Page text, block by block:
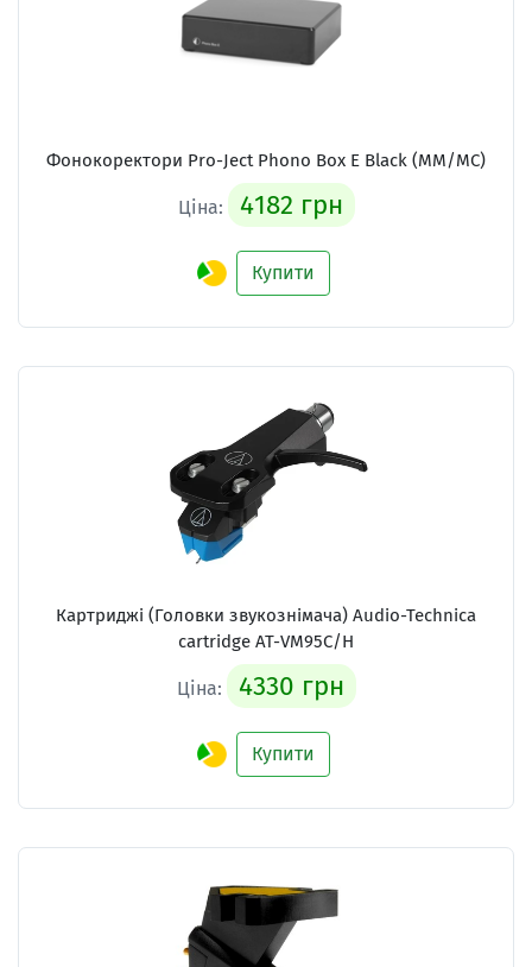
Фонокоректори Pro-Ject Phono Box E Black (MM/MC)
Ціна: 4182 грн
Купити
Картриджі (Головки звукознімача) Audio-Technica
cartridge AT-VM95C/H
Ціна: 4330 грн
Купити